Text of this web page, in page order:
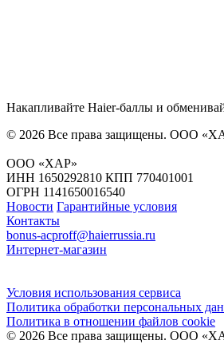
Накапливайте Haier-баллы и
© 2026 Все права защищены. ООО
ООО «ХАР»
ИНН 1650292810 КПП 770401001
ОГРН 1141650016540
Новости Гарантийные условия
Контакты
bonus-acproff@haierrussia.ru
Интернет-магазин
Условия использования сервиса
Политика обработки персональных
Политика в отношении файлов сookie
© 2026 Все права защищены. ООО